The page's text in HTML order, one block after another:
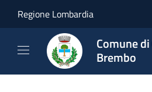
Regione Lombardia
Comune
Brembo